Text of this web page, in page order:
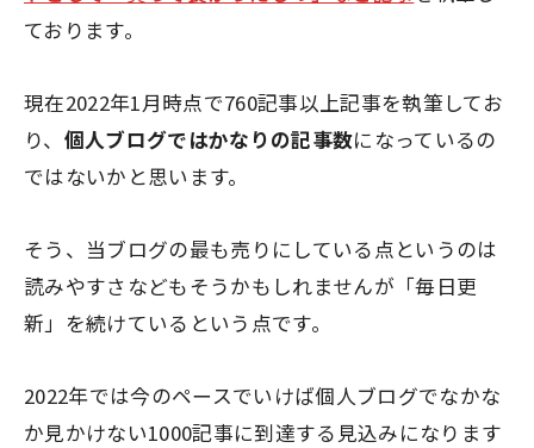
ております。
現在2022年1月時点で760記事以上記事を執筆してお
り、 個人ブログではかなりの記事数になっているの
ではないかと思います。
そう、当ブログの最も売りにしている点というのは
読みやすさなどもそうかもしれませんが 「毎日更
新」 を続けているという点です。
2022年では今のペースでいけば個人ブログでなかな
か見かけない1000記事に到達する見込みになります